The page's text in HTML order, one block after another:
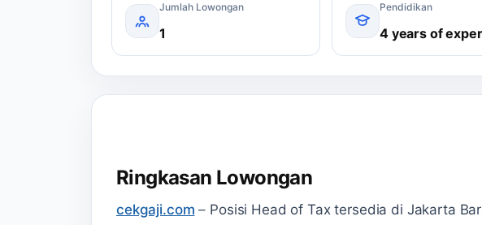
Jumlah Lowongan
1
Pendidikan
4 years of
Ringkasan Lowongan
cekgaji.com – Posisi Head of Tax tersedia di Jakarta